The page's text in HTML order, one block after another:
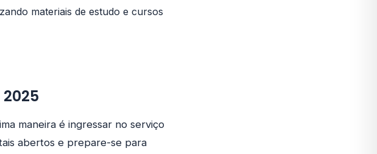
materiais de estudo e cursos
maneira é ingressar no serviço
abertos e prepare-se para